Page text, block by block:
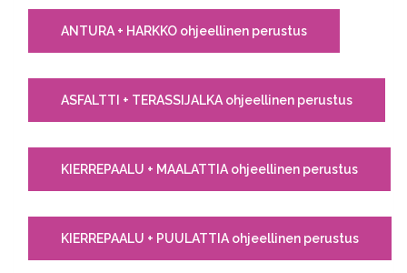
ANTURA + HARKKO ohjeellinen perustus
ASFALTTI + TERASSIJALKA ohjeellinen perustus
KIERREPAALU + MAALATTIA ohjeellinen perustus
KIERREPAALU + PUULATTIA ohjeellinen perustus